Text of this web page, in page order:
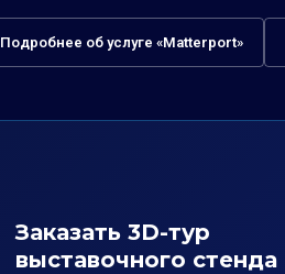
Подробнее об услуге «Matterport»
Заказать 3D-тур
выставочного стенда